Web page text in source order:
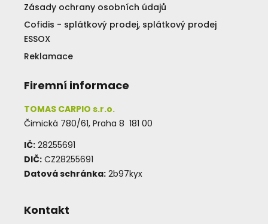
Zásady ochrany osobních údajů
Cofidis - splátkový prodej, splátkový prodej
ESSOX
Reklamace
Firemní informace
TOMAS CARPIO s.r.o.
Čimická 780/61, Praha 8 181 00
IČ: 28255691
DIČ: CZ28255691
Datová schránka: 2b97kyx
Kontakt